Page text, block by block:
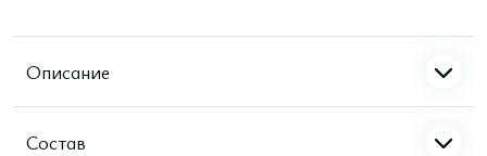
Описание
Состав